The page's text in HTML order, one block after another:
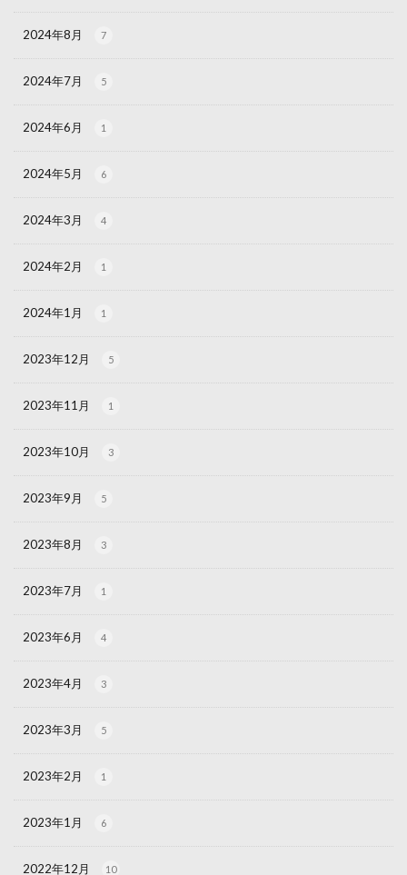
2024年8月 7
2024年7月 5
2024年6月 1
2024年5月 6
2024年3月 4
2024年2月 1
2024年1月 1
2023年12月 5
2023年11月 1
2023年10月 3
2023年9月 5
2023年8月 3
2023年7月 1
2023年6月 4
2023年4月 3
2023年3月 5
2023年2月 1
2023年1月 6
2022年12月 10